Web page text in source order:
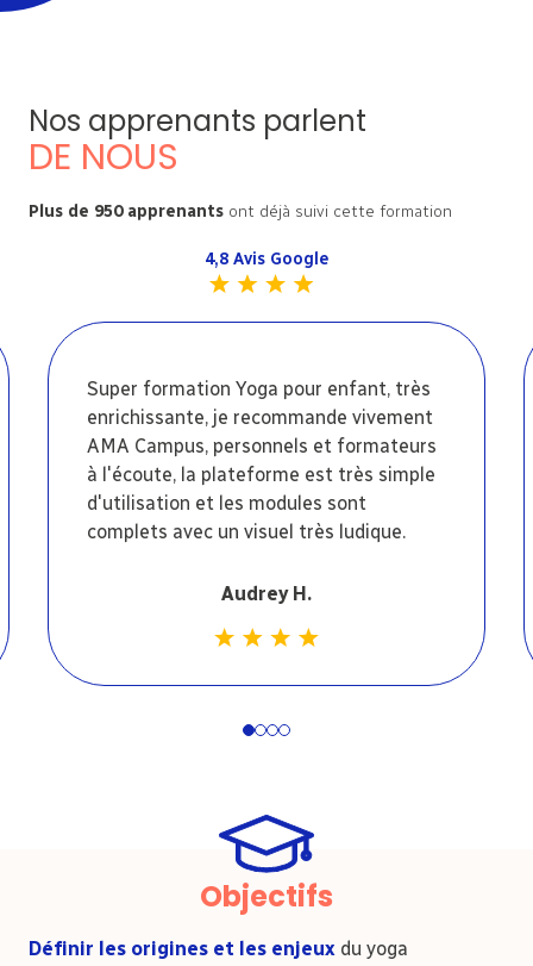
Nos apprenants parlent
DE NOUS
Plus de 950 apprenants ont déjà suivi cette formation
4,8 Avis Google
Super formation Yoga pour enfant, très
enrichissante, je recommande vivement
AMA Campus, personnels et formateurs
à l'écoute, la plateforme est très simple
d'utilisation et les modules sont
complets avec un visuel très ludique.
Audrey H.
1234
Objectifs
Définir les origines et les enjeux du yoga